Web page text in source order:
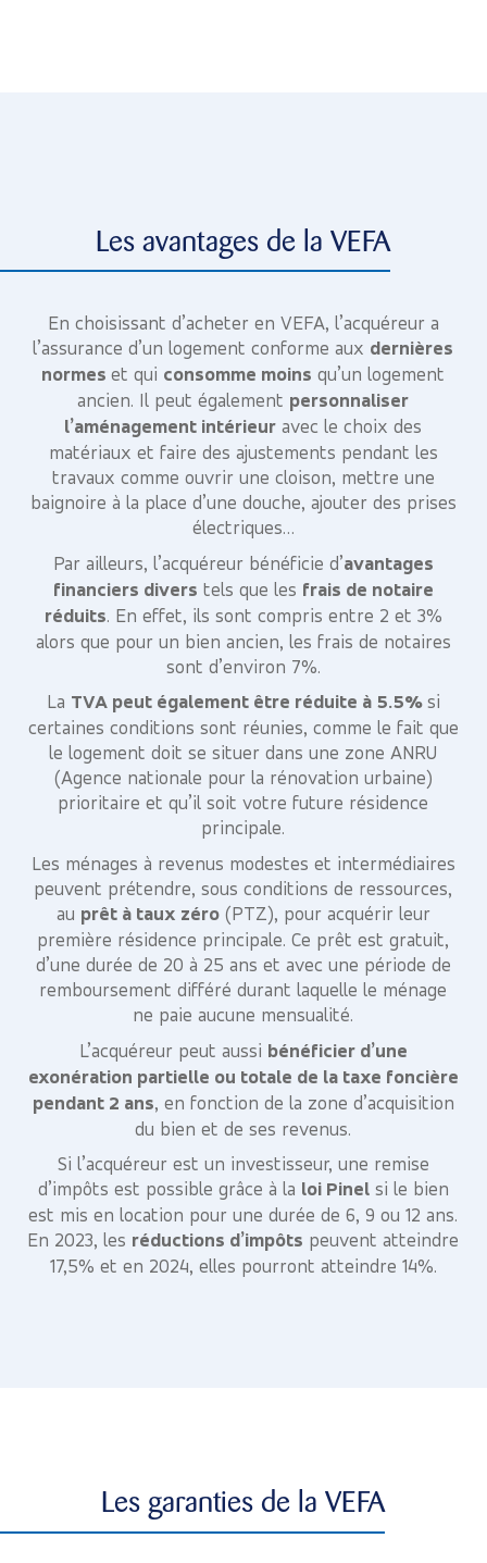
Les avantages de la VEFA
En choisissant d’acheter en VEFA, l’acquéreur a
l’assurance d’un logement conforme aux dernières
normeset qui consomme moins qu’un logement
ancien. Il peut également personnaliser
l’aménagement intérieur avec le choix des
matériaux et faire des ajustements pendant les
travaux comme ouvrir une cloison, mettre une
baignoire à la place d’une douche, ajouter des prises
électriques…
Par ailleurs, l’acquéreur bénéficie d’avantages
financiers divers tels que les frais de notaire
réduits. En effet, ils sont compris entre 2 et 3%
alors que pour un bien ancien, les frais de notaires
sont d’environ 7%.
La TVA peut également être réduite à 5.5%si
certaines conditions sont réunies, comme le fait que
le logement doit se situer dans une zone ANRU
(Agence nationale pour la rénovation urbaine)
prioritaire et qu’il soit votre future résidence
principale.
Les ménages à revenus modestes et intermédiaires
peuvent prétendre, sous conditions de ressources,
au prêt à taux zéro(PTZ), pour acquérir leur
première résidence principale. Ce prêt est gratuit,
d’une durée de 20 à 25 ans et avec une période de
remboursement différé durant laquelle le ménage
ne paie aucune mensualité.
L’acquéreur peut aussi bénéficier d’une
exonération partielle ou totale de la taxe foncière
pendant 2 ans, en fonction de la zone d’acquisition
du bien et de ses revenus.
Si l’acquéreur est un investisseur, une remise
d’impôts est possible grâce à la loi Pinelsi le bien
est mis en location pour une durée de 6, 9 ou 12 ans.
En 2023, les réductions d’impôts peuvent atteindre
17,5% et en 2024, elles pourront atteindre 14%.
Les garanties de la VEFA